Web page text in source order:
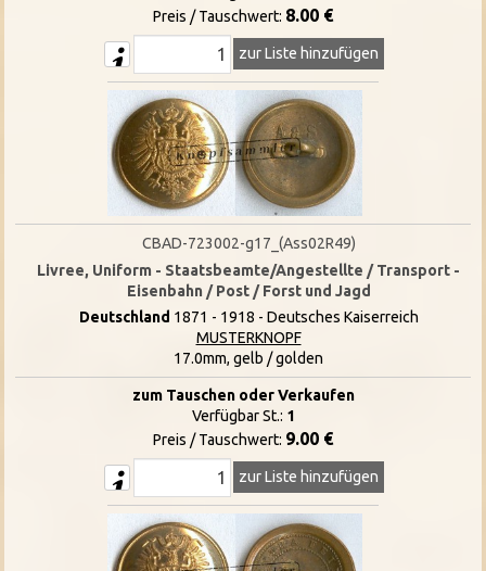
Preis / Tauschwert: 8.00 €
zur Liste hinzufügen
CBAD-723002-g17_(Ass02R49)
Livree, Uniform - Staatsbeamte/Angestellte / Transport -
Eisenbahn / Post / Forst und Jagd
Deutschland 1871 - 1918 - Deutsches Kaiserreich
MUSTERKNOPF
17.0mm, gelb / golden
zum Tauschen oder Verkaufen
Verfügbar St.: 1
Preis / Tauschwert: 9.00 €
zur Liste hinzufügen